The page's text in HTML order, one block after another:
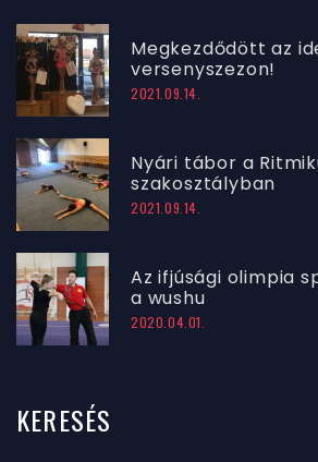
Megkezdődött az
versenyszezon!
2021.09.14.
Nyári tábor a
szakosztályban
2021.09.14.
Az ifjúsági olimpia
a wushu
2020.04.01.
KERESÉS